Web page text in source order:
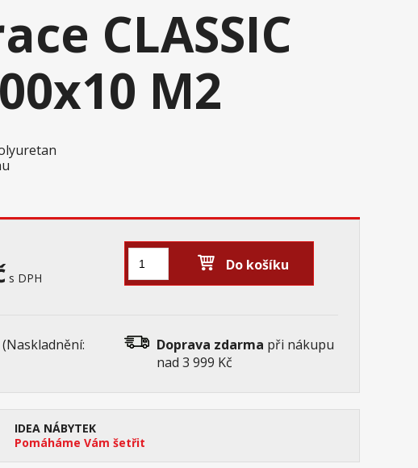
CLASSIC
M2
s DPH
Do košíku
(Naskladnění:
Doprava zdarma při nákupu
nad 3 999 Kč
IDEA NÁBYTEK
Pomáháme Vám šetřit